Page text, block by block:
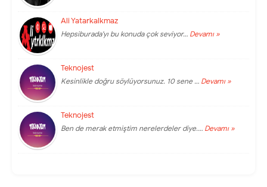
Ali Yatarkalkmaz
Hepsiburada'yı bu konuda çok seviyor… Devamı »
Teknojest
Kesinlikle doğru söylüyorsunuz. 10 sene … Devamı »
Teknojest
Ben de merak etmiştim nerelerdeler diye.… Devamı »